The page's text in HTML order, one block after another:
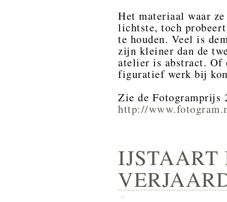
Het materiaal waar
lichtste, toch
te houden. Veel is
zijn kleiner dan de
atelier is abstract. Of
figuratief werk bij
Zie de Fotogramprijs
http://
IJSTAART
-